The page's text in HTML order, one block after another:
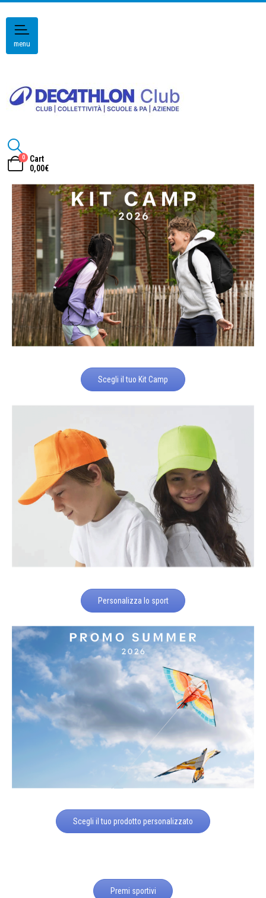
menu
0
Cart
0,00€
Scegli il tuo Kit Camp
Personalizza lo sport
Scegli il tuo prodotto personalizzato
Premi sportivi